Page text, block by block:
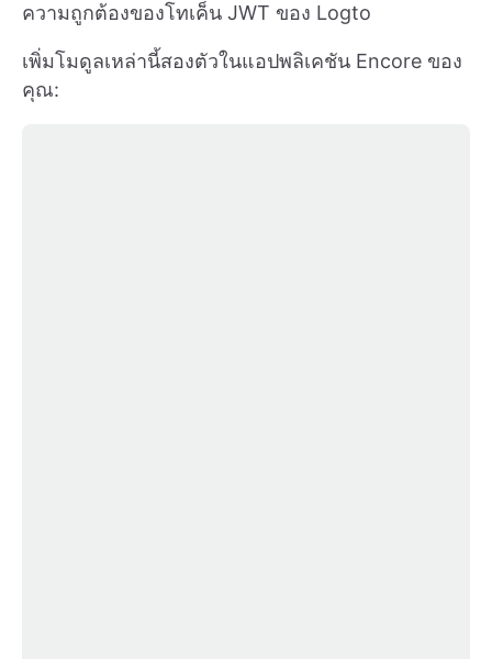
ความถูกต้องของโทเค็น JWT ของ Logto
เพิ่มโมดูลเหล่านี้สองตัวในแอปพลิเคชัน Encore ของ
คุณ: